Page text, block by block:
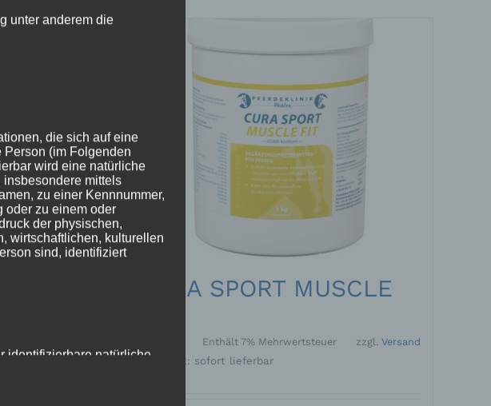
CURA SPORT MUSCLE
Enthält 7% Mehrwertsteuer zzgl. Versand
Lieferzeit: sofort lieferbar
unter anderem die
die sich auf eine
(im Folgenden
wird eine natürliche
mittels
zu einer Kennnummer,
oder zu einem oder
der physischen,
wirtschaftlichen, kulturellen
sind, identifiziert
identifizierbare natürliche